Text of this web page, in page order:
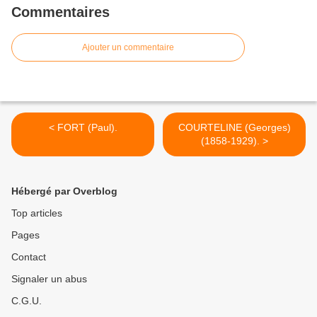
Commentaires
Ajouter un commentaire
< FORT (Paul).
COURTELINE (Georges)
(1858-1929). >
Hébergé par Overblog
Top articles
Pages
Contact
Signaler un abus
C.G.U.